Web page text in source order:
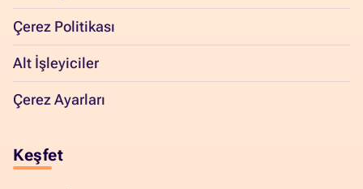
Çerez Politikası
Alt İşleyiciler
Çerez Ayarları
Keşfet